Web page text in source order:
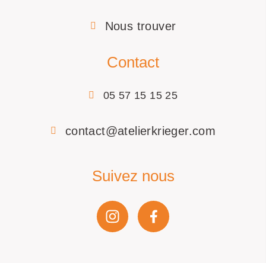
Nous trouver
Contact
05 57 15 15 25
contact@atelierkrieger.com
Suivez nous